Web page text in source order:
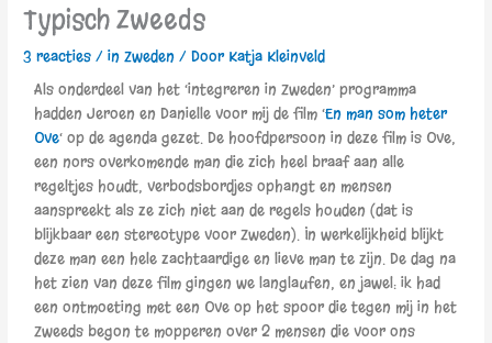
Typisch Zweeds
3 reacties /in Zweden / Door Katja Kleinveld
Als onderdeel van het ‘integreren in Zweden’ programma
hadden Jeroen en Danielle voor mij de film ‘En man som heter
Ove‘ op de agenda gezet. De hoofdpersoon in deze film is Ove,
een nors overkomende man die zich heel braaf aan alle
regeltjes houdt, verbodsbordjes ophangt en mensen
aanspreekt als ze zich niet aan de regels houden (dat is
blijkbaar een stereotype voor Zweden). In werkelijkheid blijkt
deze man een hele zachtaardige en lieve man te zijn. De dag na
het zien van deze film gingen we langlaufen, en jawel: ik had
een ontmoeting met een Ove op het spoor die tegen mij in het
Zweeds begon te mopperen over 2 mensen die voor ons